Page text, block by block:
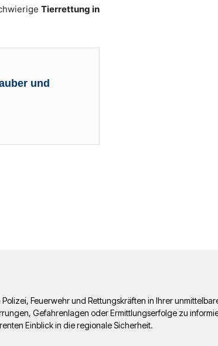
Tierrettung in
und
Feuerwehr und Rettungskräften in Ihrer
Gefahrenlagen oder Ermittlungserfolge zu
Einblick in die regionale Sicherheit.